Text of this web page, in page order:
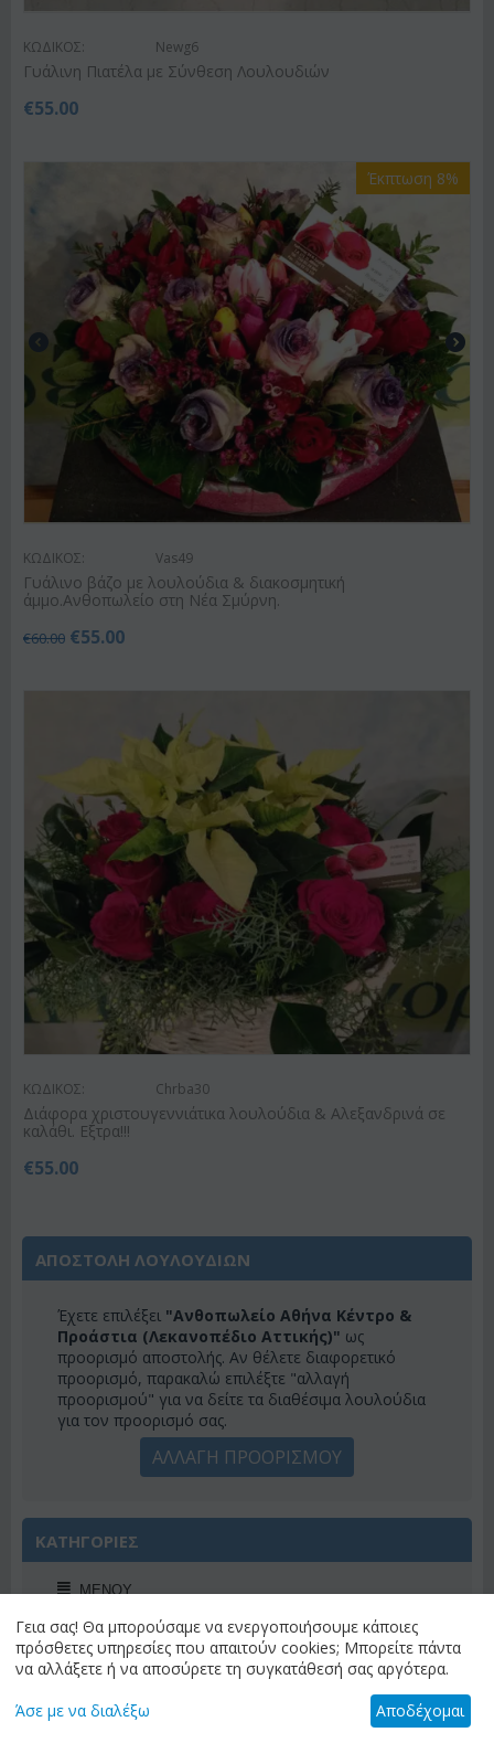
ΚΩΔΙΚΟΣ: Newg6
Γυάλινη Πιατέλα με Σύνθεση Λουλουδιών
€55.00
Έκπτωση 8%
ΚΩΔΙΚΟΣ: Vas49
Γυάλινο βάζο με λουλούδια & διακοσμητική
άμμο.Ανθοπωλείο στη Νέα Σμύρνη.
€60.00 €55.00
ΚΩΔΙΚΟΣ: Chrba30
Διάφορα χριστουγεννιάτικα λουλούδια & Αλεξανδρινά σε
καλάθι. Εξτρα!!!
€55.00
ΑΠΟΣΤΟΛΗ ΛΟΥΛΟΥΔΙΩΝ
Έχετε επιλέξει "Ανθοπωλείο Αθήνα Κέντρο &
Προάστια (Λεκανοπέδιο Αττικής)" ως
προορισμό αποστολής. Αν θέλετε διαφορετικό
προορισμό, παρακαλώ επιλέξτε "αλλαγή
προορισμού" για να δείτε τα διαθέσιμα λουλούδια
για τον προορισμό σας.
ΑΛΛΑΓΗ ΠΡΟΟΡΙΣΜΟΥ
ΚΑΤΗΓΟΡΙΕΣ
ΜΕΝΟΎ
ΠΡΟΣΦΟΡΕΣ ΕΒΔΟΜΑΔΟΣ
Γεια σας! Θα μπορούσαμε να ενεργοποιήσουμε κάποιες
πρόσθετες υπηρεσίες που απαιτούν cookies; Μπορείτε πάντα
να αλλάξετε ή να αποσύρετε τη συγκατάθεσή σας αργότερα.
Άσε με να διαλέξω Αποδέχομαι